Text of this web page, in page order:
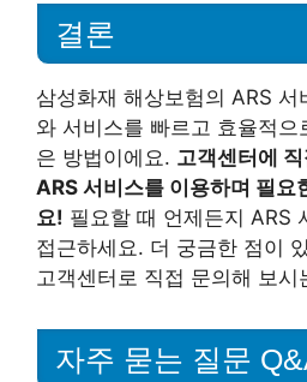
결론
삼성화재 해상보험의 ARS 서
와 서비스를 빠르고 효율적
은 방법이에요. 고객센터에
ARS 서비스를 이용하며 필요
요! 필요할 때 언제든지 ARS
접근하세요. 더 궁금한 점이
고객센터로 직접 문의해 보
자주 묻는 질문